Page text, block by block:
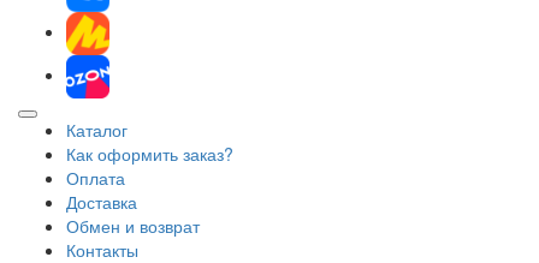
Каталог
Как оформить заказ?
Оплата
Доставка
Обмен и возврат
Контакты